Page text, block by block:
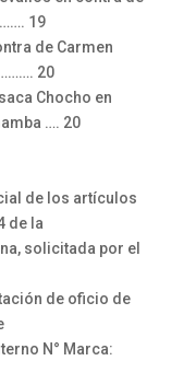
19
de Carmen
20
Chocho en
…. 20
de los artículos
de la
solicitada por el
de oficio de
N° Marca: